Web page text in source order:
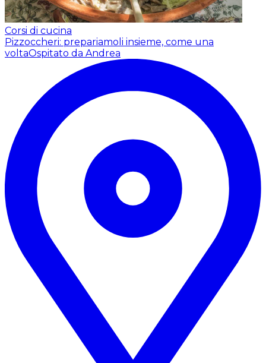
Corsi di cucina
Pizzoccheri: prepariamoli insieme, come una
voltaOspitato da Andrea